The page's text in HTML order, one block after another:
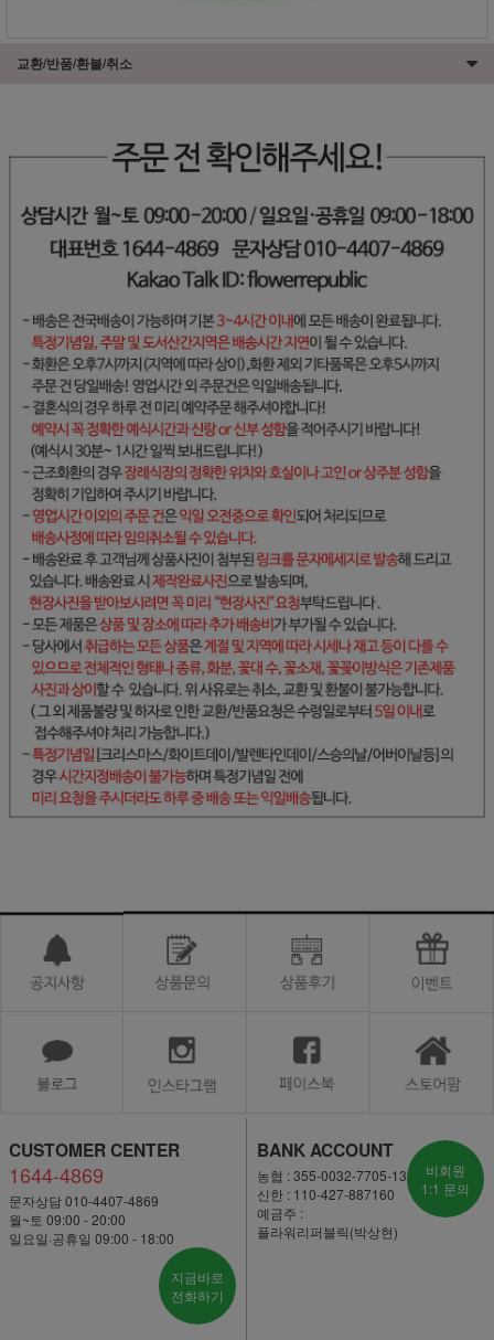
교환/반품/환불/취소
CUSTOMER CENTER
1644-4869
문자상담 010-4407-4869
월~토 09:00 - 20:00
일요일·공휴일 09:00 - 18:00
지금바로
전화하기
BANK ACCOUNT
농협 : 355-0032-7705-13
신한 : 110-427-887160
예금주 :
플라워리퍼블릭(박상현)
비회원
1:1 문의